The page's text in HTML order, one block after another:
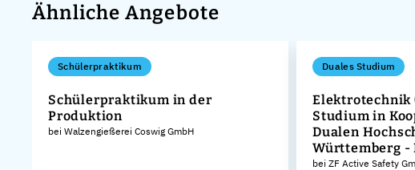
Ähnliche Angebote
Schülerpraktikum
Schülerpraktikum in der
Produktion
bei Walzengießerei Coswig GmbH
Duales Studium
Elektrotechnik
Studium in
Dualen
Württemberg -
bei ZF Active Safety